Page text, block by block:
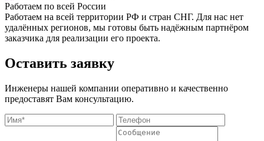
Работаем по всей России
Работаем на всей территории РФ и стран СНГ. Для нас нет
удалённых регионов, мы готовы быть надёжным партнёром
заказчика для реализации его проекта.
Оставить заявку
Инженеры нашей компании оперативно и качественно
предоставят Вам консультацию.